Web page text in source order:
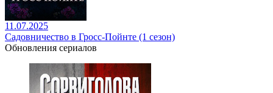
11.07.2025
Садовничество в Гросс-Пойнте (1 сезон)
Обновления сериалов